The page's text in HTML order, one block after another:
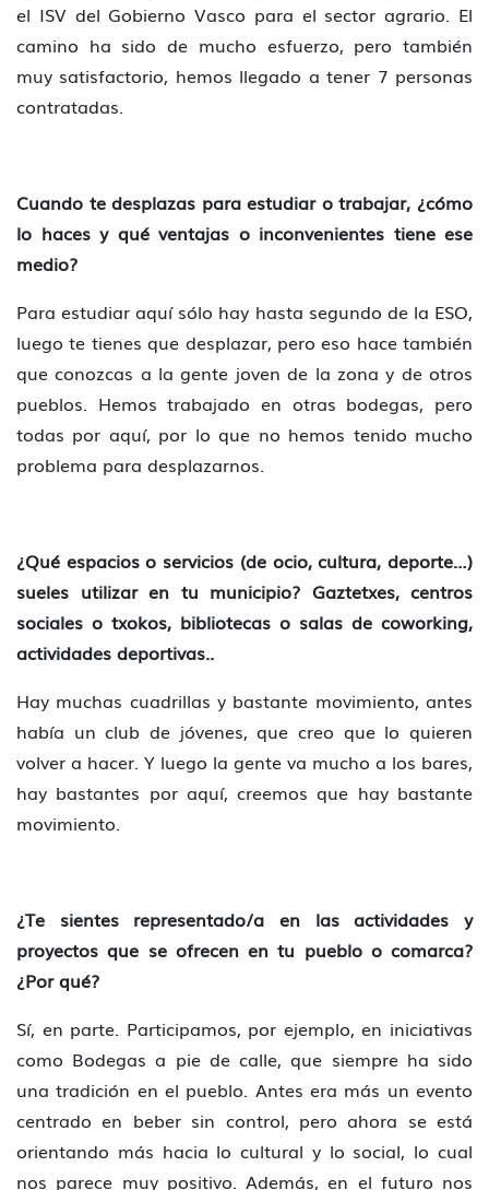
el ISV del Gobierno Vasco para el sector agrario. El
camino ha sido de mucho esfuerzo, pero también
muy satisfactorio, hemos llegado a tener 7 personas
contratadas.
Cuando te desplazas para estudiar o trabajar, ¿cómo
lo haces y qué ventajas o inconvenientes tiene ese
medio?
Para estudiar aquí sólo hay hasta segundo de la ESO,
luego te tienes que desplazar, pero eso hace también
que conozcas a la gente joven de la zona y de otros
pueblos. Hemos trabajado en otras bodegas, pero
todas por aquí, por lo que no hemos tenido mucho
problema para desplazarnos.
¿Qué espacios o servicios (de ocio, cultura, deporte…)
sueles utilizar en tu municipio? Gaztetxes, centros
sociales o txokos, bibliotecas o salas de coworking,
actividades deportivas..
Hay muchas cuadrillas y bastante movimiento, antes
había un club de jóvenes, que creo que lo quieren
volver a hacer. Y luego la gente va mucho a los bares,
hay bastantes por aquí, creemos que hay bastante
movimiento.
¿Te sientes representado/a en las actividades y
proyectos que se ofrecen en tu pueblo o comarca?
¿Por qué?
Sí, en parte. Participamos, por ejemplo, en iniciativas
como Bodegas a pie de calle, que siempre ha sido
una tradición en el pueblo. Antes era más un evento
centrado en beber sin control, pero ahora se está
orientando más hacia lo cultural y lo social, lo cual
nos parece muy positivo. Además, en el futuro nos